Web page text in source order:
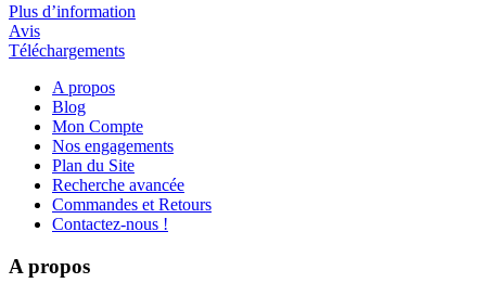
Plus d’information
Avis
Téléchargements
A propos
Blog
Mon Compte
Nos engagements
Plan du Site
Recherche avancée
Commandes et Retours
Contactez-nous !
A propos